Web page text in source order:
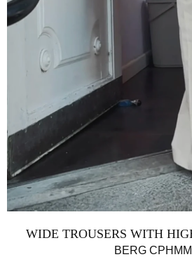
WIDE TROUSERS WITH
BERG